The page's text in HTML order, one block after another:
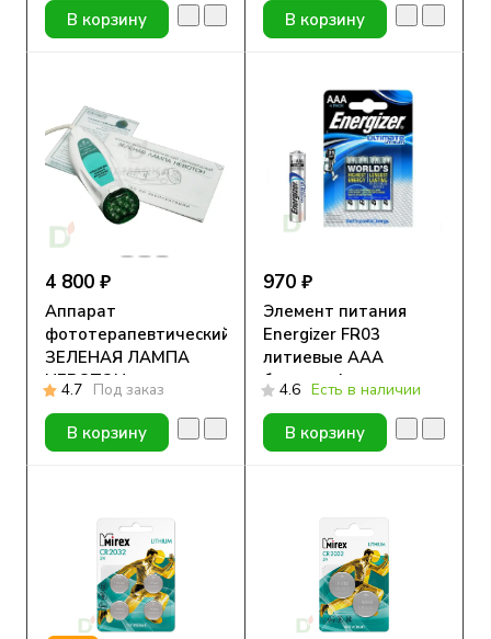
В корзину В корзину
4 800 ₽
Аппарат
фототерапевтический
ЗЕЛЕНАЯ ЛАМПА
НЕВОТОН
4.7 Под заказ
В корзину
970 ₽
Элемент питания
Energizer FR03
литиевые ААА
блистер 4шт.
4.6 Есть в наличии
В корзину